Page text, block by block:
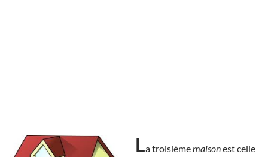
La troisièmemaisonest celle